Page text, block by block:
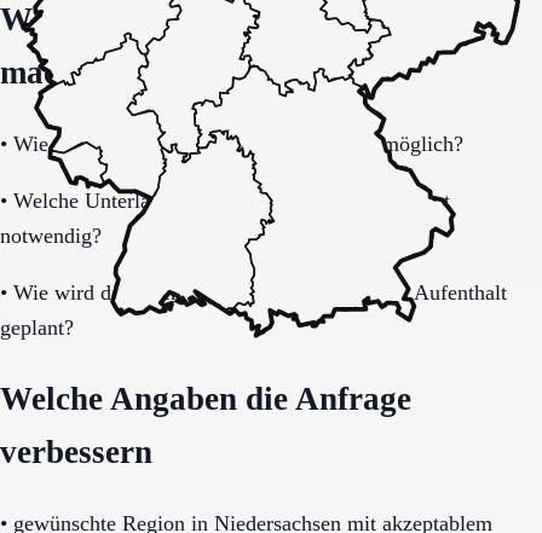
Welche Fragen den Unterschied
machen
• Wie schnell ist eine Aufnahme realistisch möglich?
• Welche Unterlagen und Informationen sind sofort
notwendig?
• Wie wird der Übergang nach dem befristeten Aufenthalt
geplant?
Welche Angaben die Anfrage
verbessern
• gewünschte Region in Niedersachsen mit akzeptablem